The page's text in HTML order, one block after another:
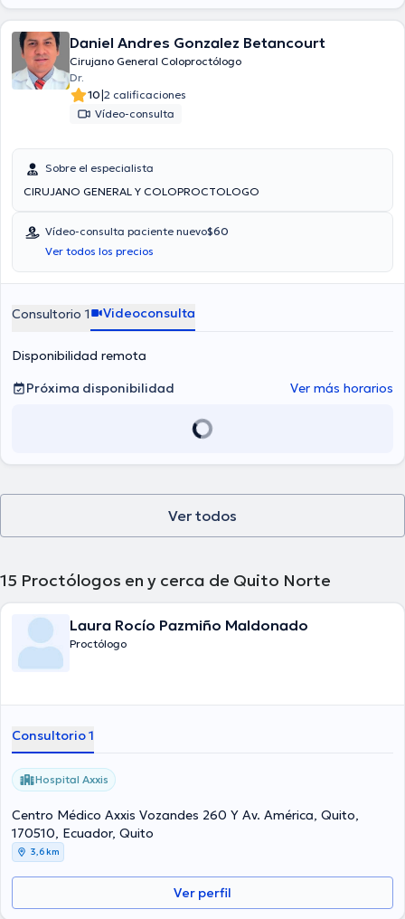
Daniel Andres Gonzalez Betancourt
Cirujano General Coloproctólogo
Dr.
10|2 calificaciones
Vídeo-consulta
Sobre el especialista
CIRUJANO GENERAL Y COLOPROCTOLOGO
Vídeo-consulta paciente nuevo$60
Ver todos los precios
Consultorio 1 Videoconsulta
Disponibilidad remota
Próxima disponibilidad
Ver más horarios
Ver todos
15 Proctólogos en y cerca de Quito Norte
Laura Rocío Pazmiño Maldonado
Proctólogo
Consultorio 1
Hospital Axxis
Centro Médico Axxis Vozandes 260 Y Av. América, Quito,
170510, Ecuador, Quito
3,6 km
Ver perfil